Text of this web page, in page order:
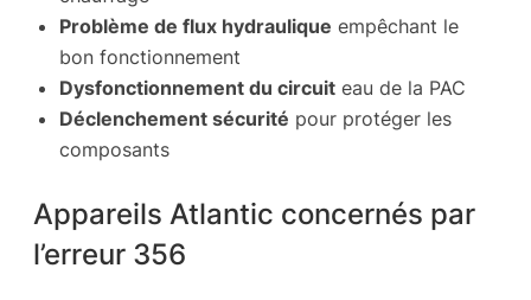
Problème de flux hydraulique empêchant le
bon fonctionnement
Dysfonctionnement du circuit eau de la PAC
Déclenchement sécurité pour protéger les
composants
Appareils Atlantic concernés par
l’erreur 356